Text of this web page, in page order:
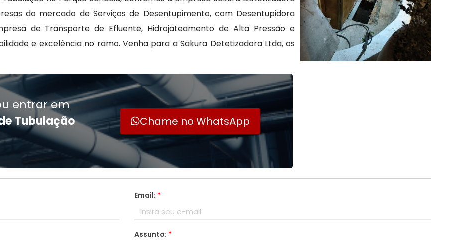
do mercado de Serviços de Desentupimento, com Desentupidora
de Transporte de Efluente, Hidrojateamento de Alta Pressão e
e excelência no ramo. Venha para a Sakura Detetizadora Ltda, os
entrar em
Tubulação
Chame no WhatsApp
Email: *
Assunto: *